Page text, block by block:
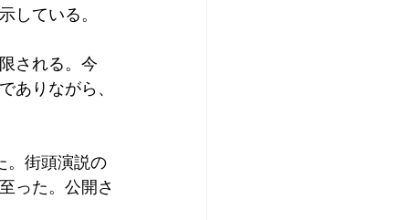
している。
される。今
ありながら、
。街頭演説の
った。公開さ